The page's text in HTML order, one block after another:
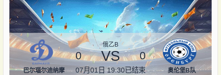
像
讯
直播
巴尔瑙尔迪纳摩
俄乙B
0 VS 0
07月01日 19:30已结束 奥伦堡B队